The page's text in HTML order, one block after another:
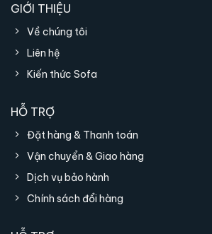
GIỚI THIỆU
Về chúng tôi
Liên hệ
Kiến thức Sofa
HỖ TRỢ
Đặt hàng & Thanh toán
Vận chuyển & Giao hàng
Dịch vụ bảo hành
Chính sách đổi hàng